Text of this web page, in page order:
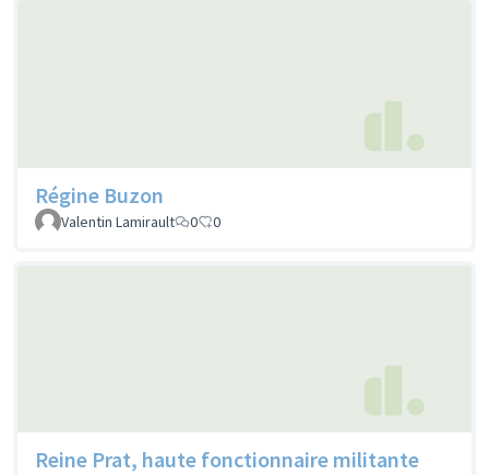
Régine Buzon
Valentin Lamirault 0 0
Reine Prat, haute fonctionnaire militante